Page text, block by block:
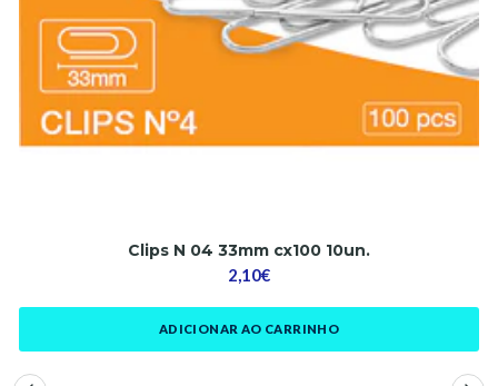
Clips N 04 33mm cx100 10un.
2,10€
ADICIONAR AO CARRINHO